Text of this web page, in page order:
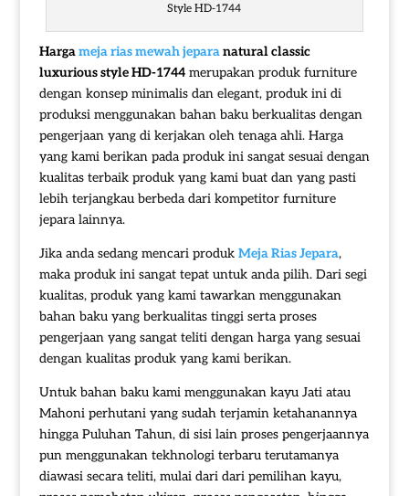
Style HD-1744
Hargameja rias mewah jeparanatural classic
luxurious style HD-1744merupakan produk furniture
dengan konsep minimalis dan elegant, produk ini di
produksi menggunakan bahan baku berkualitas dengan
pengerjaan yang di kerjakan oleh tenaga ahli. Harga
yang kami berikan pada produk ini sangat sesuai dengan
kualitas terbaik produk yang kami buat dan yang pasti
lebih terjangkau berbeda dari kompetitor furniture
jepara lainnya.
Jika anda sedang mencari produk Meja Rias Jepara,
maka produk ini sangat tepat untuk anda pilih. Dari segi
kualitas, produk yang kami tawarkan menggunakan
bahan baku yang berkualitas tinggi serta proses
pengerjaan yang sangat teliti dengan harga yang sesuai
dengan kualitas produk yang kami berikan.
Untuk bahan baku kami menggunakan kayu Jati atau
Mahoni perhutani yang sudah terjamin ketahanannya
hingga Puluhan Tahun, di sisi lain proses pengerjaannya
pun menggunakan tekhnologi terbaru terutamanya
diawasi secara teliti, mulai dari dari pemilihan kayu,